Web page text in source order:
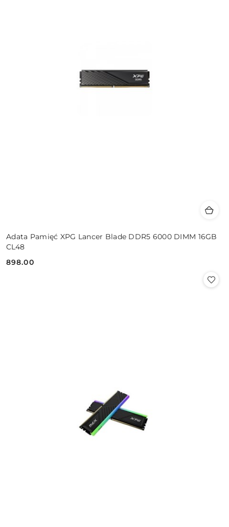
Adata Pamięć XPG Lancer Blade DDR5 6000 DIMM 16GB
CL48
Cena:
898.00